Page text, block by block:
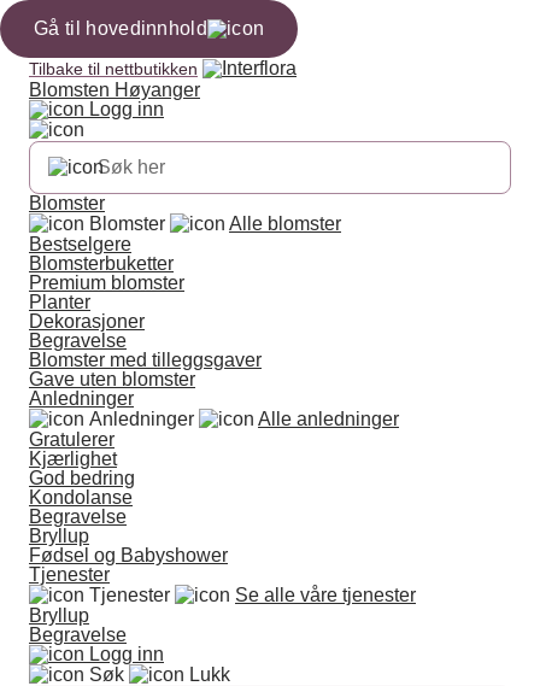
Gå til hovedinnhold
Tilbake til nettbutikken
Blomsten Høyanger
Logg inn
Blomster
Blomster
Alle blomster
Bestselgere
Blomsterbuketter
Premium blomster
Planter
Dekorasjoner
Begravelse
Blomster med tilleggsgaver
Gave uten blomster
Anledninger
Anledninger
Alle anledninger
Gratulerer
Kjærlighet
God bedring
Kondolanse
Begravelse
Bryllup
Fødsel og Babyshower
Tjenester
Tjenester
Se alle våre tjenester
Bryllup
Begravelse
Logg inn
Søk
Lukk